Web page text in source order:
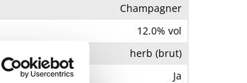
Champagner
12.0% vol
herb (brut)
Ja